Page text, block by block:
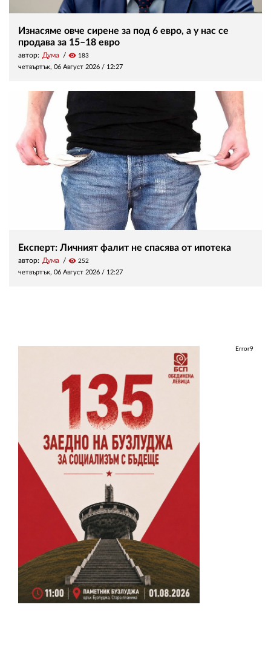
Изнасяме овче сирене за под 6 евро, а у нас се
продава за 15–18 евро
автор: Дума visibility 183
четвъртък, 06 Август 2026 / 12:27
Експерт: Личният фалит не спасява от ипотека
автор: Дума visibility 252
четвъртък, 06 Август 2026 / 12:27
Error9